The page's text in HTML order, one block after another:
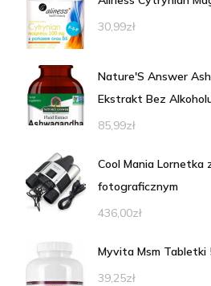
30,99zł
Nature'S Answer
Ekstrakt Bez
85,99zł
Cool Mania Lornetka
fotograficznym
436,00zł
Myvita Msm Tabletki
39,25zł